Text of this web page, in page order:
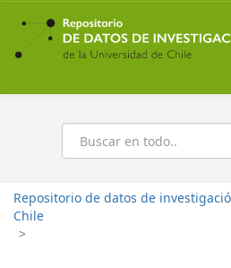
Ir
contenido
principal
Buscar
Repositorio de datos de
Chile
>